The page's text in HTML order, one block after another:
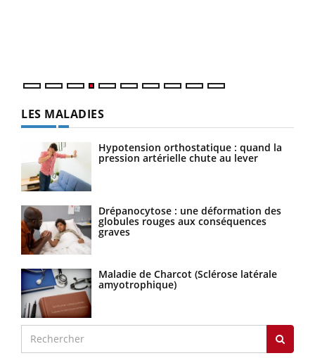
LES MALADIES
Hypotension orthostatique : quand la
pression artérielle chute au lever
Drépanocytose : une déformation des
globules rouges aux conséquences
graves
Maladie de Charcot (Sclérose latérale
amyotrophique)